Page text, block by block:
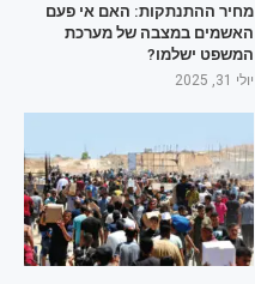
מחיר ההתנתקות: האם אי פעם
האשמים במצבה של מערכת
המשפט ישלמו?
יולי 31, 2025